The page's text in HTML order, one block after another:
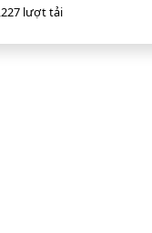
lượt tải